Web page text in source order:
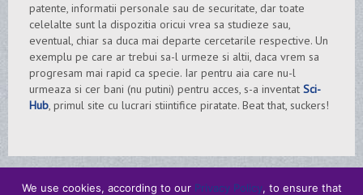
patente, informatii personale sau de securitate, dar toate
celelalte sunt la dispozitia oricui vrea sa studieze sau,
eventual, chiar sa duca mai departe cercetarile respective. Un
exemplu pe care ar trebui sa-l urmeze si altii, daca vrem sa
progresam mai rapid ca specie. Iar pentru aia care nu-l
urmeaza si cer bani (nu putini) pentru acces, s-a inventat Sci-
Hub, primul site cu lucrari stiintifice piratate. Beat that, suckers!
We use cookies, according to our Privacy Policy, to ensure that